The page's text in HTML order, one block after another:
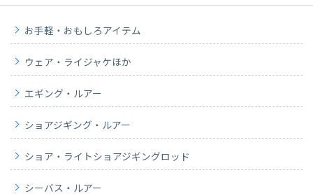
お手軽・おもしろアイテム
ウェア・ライジャケほか
エギング・ルアー
ショアジギング・ルアー
ショア・ライトショアジギングロッド
シーバス・ルアー